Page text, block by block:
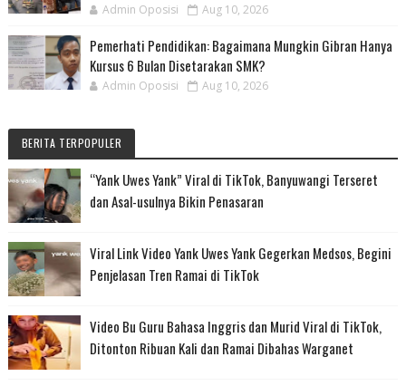
Admin Oposisi Aug 10, 2026
Pemerhati Pendidikan: Bagaimana Mungkin Gibran Hanya
Kursus 6 Bulan Disetarakan SMK?
Admin Oposisi Aug 10, 2026
BERITA TERPOPULER
“Yank Uwes Yank” Viral di TikTok, Banyuwangi Terseret
dan Asal-usulnya Bikin Penasaran
Viral Link Video Yank Uwes Yank Gegerkan Medsos, Begini
Penjelasan Tren Ramai di TikTok
Video Bu Guru Bahasa Inggris dan Murid Viral di TikTok,
Ditonton Ribuan Kali dan Ramai Dibahas Warganet